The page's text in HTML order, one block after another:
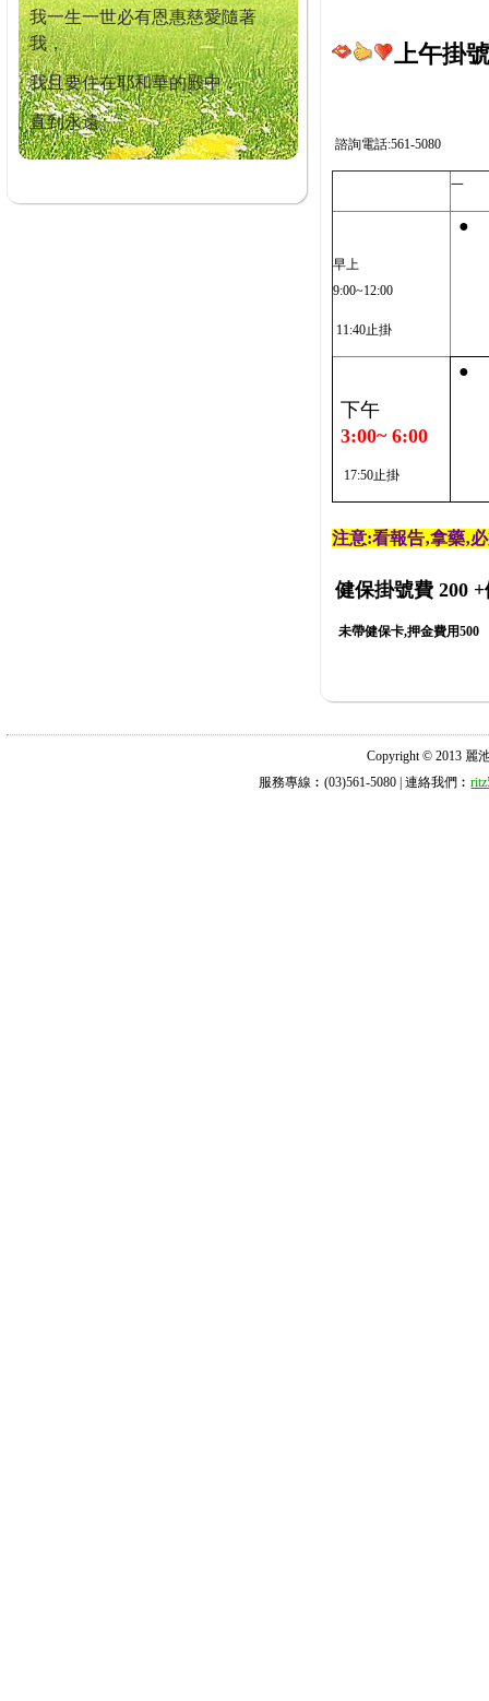
我一生一世必有恩惠慈愛隨著
我，
我且要住在耶和華的殿中，
直到永遠。
上午掛
諮詢電話:561-5080
一
早上
9:00~12:00
11:40止掛
●
下午
3:00~ 6:00
17:50止掛
●
注意:看報告‚拿藥‚
健保掛號費 200 +
未帶健保卡,押金費用500
Copyright © 2013 麗
服務專線︰(03)561-5080 | 連絡我們︰